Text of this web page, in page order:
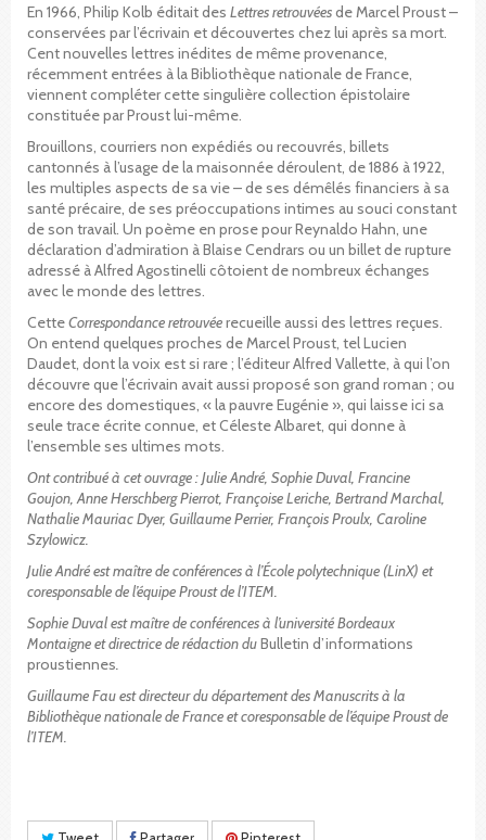
En 1966, Philip Kolb éditait des Lettres retrouvéesde Marcel Proust –
conservées par l’écrivain et découvertes chez lui après sa mort.
Cent nouvelles lettres inédites de même provenance,
récemment entrées à la Bibliothèque nationale de France,
viennent compléter cette singulière collection épistolaire
constituée par Proust lui-même.
Brouillons, courriers non expédiés ou recouvrés, billets
cantonnés à l’usage de la maisonnée déroulent, de 1886 à 1922,
les multiples aspects de sa vie – de ses démêlés financiers à sa
santé précaire, de ses préoccupations intimes au souci constant
de son travail. Un poème en prose pour Reynaldo Hahn, une
déclaration d’admiration à Blaise Cendrars ou un billet de rupture
adressé à Alfred Agostinelli côtoient de nombreux échanges
avec le monde des lettres.
CetteCorrespondance retrouvéerecueille aussi des lettres reçues.
On entend quelques proches de Marcel Proust, tel Lucien
Daudet, dont la voix est si rare ; l’éditeur Alfred Vallette, à qui l’on
découvre que l’écrivain avait aussi proposé son grand roman ; ou
encore des domestiques, « la pauvre Eugénie », qui laisse ici sa
seule trace écrite connue, et Céleste Albaret, qui donne à
l’ensemble ses ultimes mots.
Ont contribué à cet ouvrage : Julie André, Sophie Duval, Francine
Goujon, Anne Herschberg Pierrot, Françoise Leriche, Bertrand Marchal,
Nathalie Mauriac Dyer, Guillaume Perrier, François Proulx, Caroline
Szylowicz.
Julie André est maître de conférences à l’École polytechnique (LinX) et
coresponsable de l’équipe Proust de l’ITEM.
Sophie Duval est maître de conférences à l’université Bordeaux
Montaigne et directrice de rédaction duBulletin d’informations
proustiennes.
Guillaume Fau est directeur du département des Manuscrits à la
Bibliothèque nationale de France et coresponsable de l’équipe Proust de
l’ITEM.